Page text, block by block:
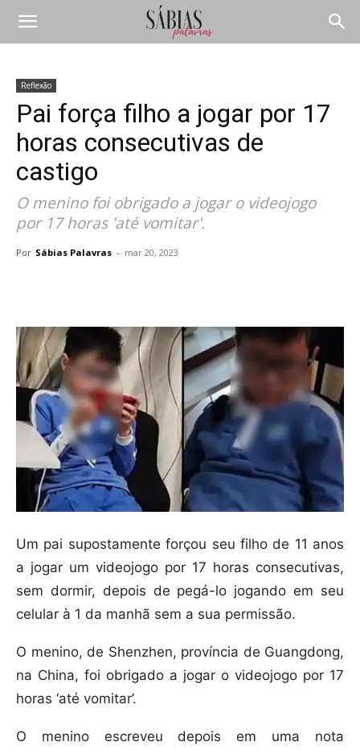
Reflexão
Pai força filho a jogar por 17
horas consecutivas de
castigo
O menino foi obrigado a jogar o videojogo
por 17 horas 'até vomitar'.
Por Sábias Palavras - mar 20, 2023
Um pai supostamente forçou seu filho de 11 anos
a jogar um videojogo por 17 horas consecutivas,
sem dormir, depois de pegá-lo jogando em seu
celular à 1 da manhã sem a sua permissão.
O menino, de Shenzhen, província de Guangdong,
na China, foi obrigado a jogar o videojogo por 17
horas ‘até vomitar’.
O menino escreveu depois em uma nota